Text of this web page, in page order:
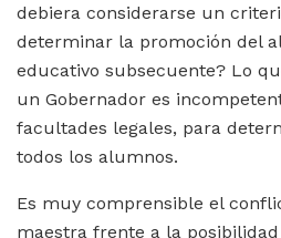
debiera considerarse un
determinar la promoción del
educativo subsecuente? Lo
un Gobernador es
facultades legales, para
todos los alumnos.
Es muy comprensible el
maestra frente a la